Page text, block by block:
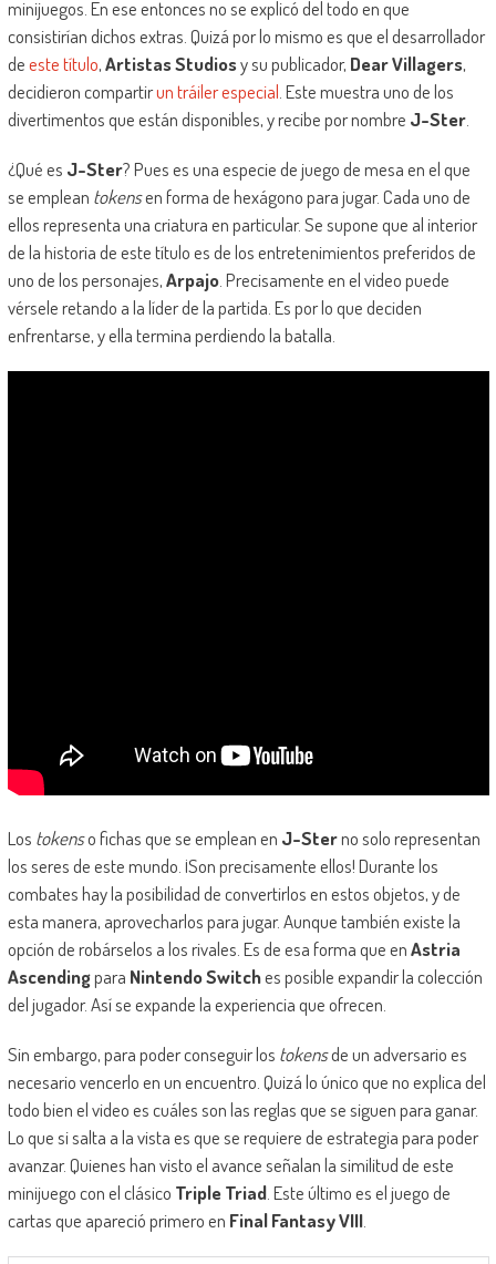
minijuegos. En ese entonces no se explicó del todo en que
consistirían dichos extras. Quizá por lo mismo es que el desarrollador
deeste título,Artistas Studiosy su publicador, Dear Villagers,
decidieron compartirun tráiler especial . Este muestra uno de los
divertimentos que están disponibles, y recibe por nombre J-Ster.
¿Qué es J-Ster? Pues es una especie de juego de mesa en el que
se emplean tokensen forma de hexágono para jugar. Cada uno de
ellos representa una criatura en particular. Se supone que al interior
de la historia de este título es de los entretenimientos preferidos de
uno de los personajes,Arpajo. Precisamente en el video puede
vérsele retando a la líder de la partida. Es por lo que deciden
enfrentarse, y ella termina perdiendo la batalla.
Los tokenso fichas que se emplean en J-Sterno solo representan
los seres de este mundo. ¡Son precisamente ellos! Durante los
combates hay la posibilidad de convertirlos en estos objetos, y de
esta manera, aprovecharlos para jugar. Aunque también existe la
opción de robárselos a los rivales. Es de esa forma que enAstria
Ascendingpara Nintendo Switches posible expandir la colección
del jugador. Así se expande la experiencia que ofrecen.
Sin embargo, para poder conseguir los tokensde un adversario es
necesario vencerlo en un encuentro. Quizá lo único que no explica del
todo bien el video es cuáles son las reglas que se siguen para ganar.
Lo que si salta a la vista es que se requiere de estrategia para poder
avanzar. Quienes han visto el avance señalan la similitud de este
minijuego con el clásico Triple Triad. Este último es el juego de
cartas que apareció primero en Final Fantasy VIII.